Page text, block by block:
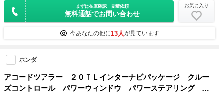
まずは在庫確認・見積依頼
無料通話でお問い合わせ
お気に入り
今あなたの他に13人が見ています
ホンダ
アコードツアラー ２０ＴＬインターナビパッケージ クルー
ズコントロール パワーウィンドウ パワーステアリング 横